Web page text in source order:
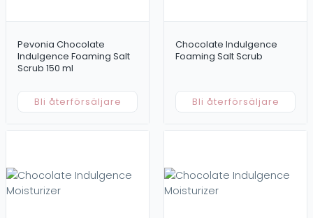
Professionella produkter
För områden
Hår
Kropp
Dokument
Prislistor
Tillbehör
Pevonia Chocolate
Indulgence Foaming Salt
Scrub 150 ml
Bli återförsäljare
Chocolate Indulgence
Foaming Salt Scrub
Bli återförsäljare